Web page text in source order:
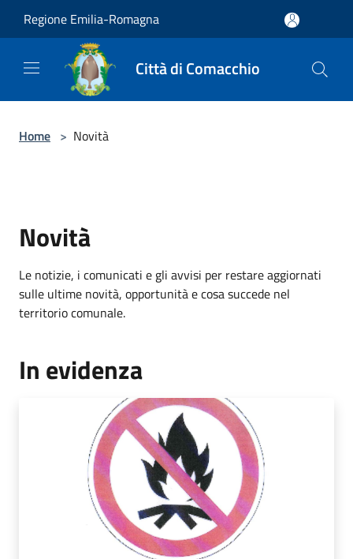
Regione Emilia-Romagna
Città di Comacchio
Home > Novità
Novità
Le notizie, i comunicati e gli avvisi per restare aggiornati
sulle ultime novità, opportunità e cosa succede nel
territorio comunale.
In evidenza